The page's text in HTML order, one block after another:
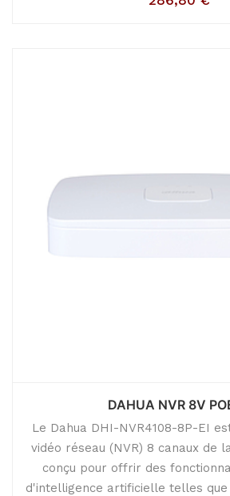
DAHUA NVR 8V
Le Dahua DHI-NVR4108-8P-EI
vidéo réseau (NVR) 8 canaux de
conçu pour offrir des
d'intelligence artificielle telles